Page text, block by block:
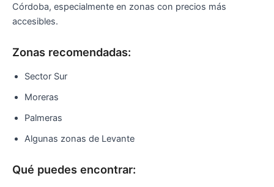
Córdoba, especialmente en zonas con precios más
accesibles.
Zonas recomendadas:
Sector Sur
Moreras
Palmeras
Algunas zonas de Levante
Qué puedes encontrar: